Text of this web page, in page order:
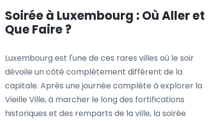
Soirée à Luxembourg : Où Aller et
Que Faire ?
Luxembourg est l'une de ces rares villes où le soir
dévoile un côté complètement différent de la
capitale. Après une journée complète à explorer la
Vieille Ville, à marcher le long des fortifications
historiques et des remparts de la ville, la soirée